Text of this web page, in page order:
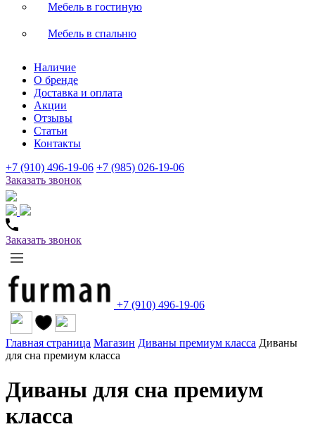
Мебель в гостиную
Мебель в спальню
Наличие
О бренде
Доставка и оплата
Акции
Отзывы
Статьи
Контакты
+7 (910) 496-19-06 +7 (985) 026-19-06
Заказать звонок
Заказать звонок
+7 (910) 496-19-06
Главная страница Магазин Диваны премиум класса Диваны
для сна премиум класса
Диваны для сна премиум
класса